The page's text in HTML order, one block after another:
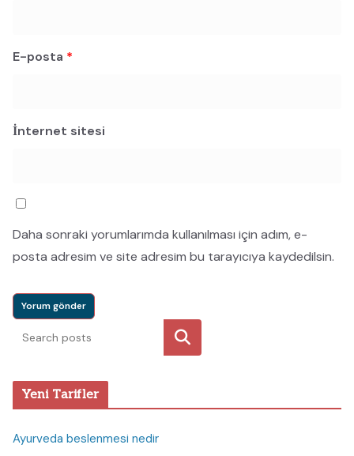
E-posta *
İnternet sitesi
Daha sonraki yorumlarımda kullanılması için adım, e-
posta adresim ve site adresim bu tarayıcıya kaydedilsin.
Ara
Yeni Tarifler
Ayurveda beslenmesi nedir